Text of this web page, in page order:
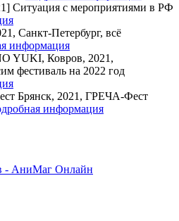
Ситуация с мероприятиями в РФ
Санкт-Петербург, всё
информация
YUKI, Ковров, 2021,
фестиваль на 2022 год
Брянск, 2021, ГРЕЧА-Фест
информация